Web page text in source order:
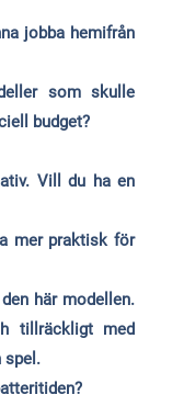
jobba hemifrån
som skulle
budget?
Vill du ha en
mer praktisk för
här modellen.
tillräckligt med
spel.